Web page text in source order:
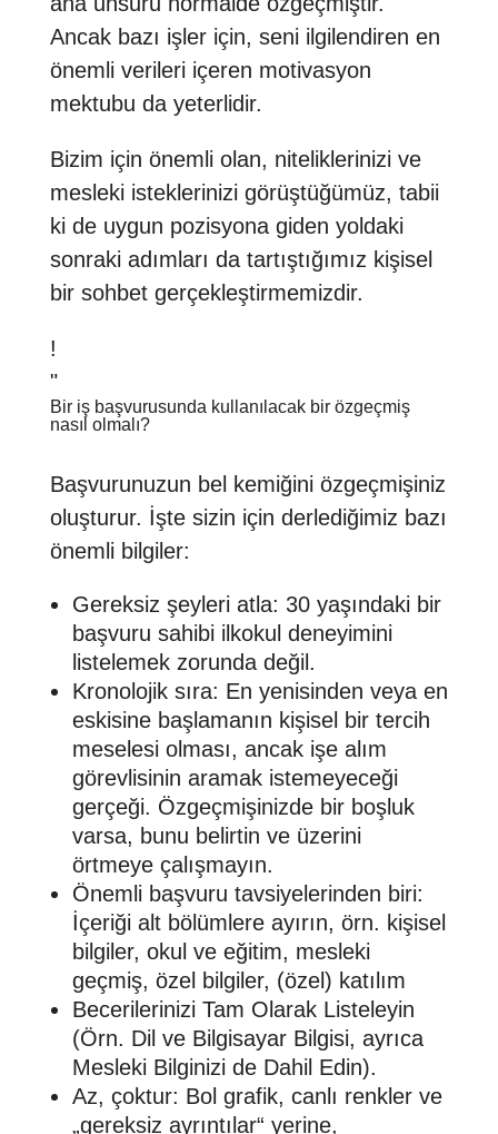
Ancak bazı işler için, seni ilgilendiren en
önemli verileri içeren motivasyon
mektubu da yeterlidir.
Bizim için önemli olan, niteliklerinizi ve
mesleki isteklerinizi görüştüğümüz, tabii
ki de uygun pozisyona giden yoldaki
sonraki adımları da tartıştığımız kişisel
bir sohbet gerçekleştirmemizdir.
!
"
Bir iş başvurusunda kullanılacak bir özgeçmiş
nasıl olmalı?
Başvurunuzun bel kemiğini özgeçmişiniz
oluşturur. İşte sizin için derlediğimiz bazı
önemli bilgiler:
Gereksiz şeyleri atla: 30 yaşındaki bir
başvuru sahibi ilkokul deneyimini
listelemek zorunda değil.
Kronolojik sıra: En yenisinden veya en
eskisine başlamanın kişisel bir tercih
meselesi olması, ancak işe alım
görevlisinin aramak istemeyeceği
gerçeği. Özgeçmişinizde bir boşluk
varsa, bunu belirtin ve üzerini
örtmeye çalışmayın.
Önemli başvuru tavsiyelerinden biri:
İçeriği alt bölümlere ayırın, örn. kişisel
bilgiler, okul ve eğitim, mesleki
geçmiş, özel bilgiler, (özel) katılım
Becerilerinizi Tam Olarak Listeleyin
(Örn. Dil ve Bilgisayar Bilgisi, ayrıca
Mesleki Bilginizi de Dahil Edin).
Az, çoktur: Bol grafik, canlı renkler ve
„gereksiz ayrıntılar“ yerine,